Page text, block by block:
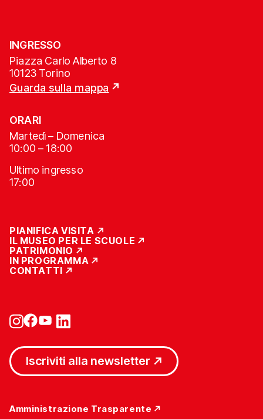
INGRESSO
Piazza Carlo Alberto 8
10123 Torino
Guarda sulla mappa
ORARI
Martedì – Domenica
10:00 – 18:00
Ultimo ingresso
17:00
PIANIFICA VISITA
IL MUSEO PER LE SCUOLE
PATRIMONIO
IN PROGRAMMA
CONTATTI
Iscriviti alla newsletter
Amministrazione Trasparente